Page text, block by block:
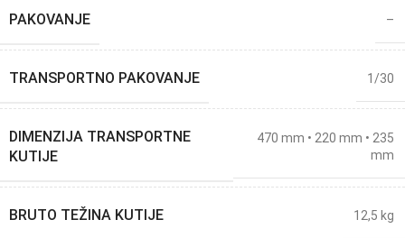
PAKOVANJE –
TRANSPORTNO PAKOVANJE 1/30
DIMENZIJA TRANSPORTNE
KUTIJE
470 mm • 220 mm • 235
mm
BRUTO TEŽINA KUTIJE 12,5 kg